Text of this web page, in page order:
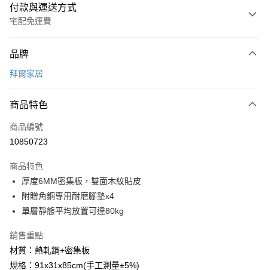
付款與運送方式
宅配免運費
信用卡一次付款
6 期 0 利率 每期
合作金庫商業銀行
上海商業儲蓄銀行
臺灣中小企業銀行
匯豐（台灣）商業銀行
聯邦商業銀行
元大商業銀行
台新國際商業銀行
台灣樂天信用卡公司
LINE Pay
Apple Pay
街口支付
悠遊付
Google Pay
全盈+PAY
大哥付你分期
品牌
拜爾家居
商品特色
商品編號
10850723
商品特色
厚度6MM密集板，雙面木紋貼皮
附贈角鋼專用耐磨腳墊x4
單層靜態平均放置可達80kg
銷售重點
材質：熱軋鋼+密集板
規格：91x31x85cm(手工測量±5%)